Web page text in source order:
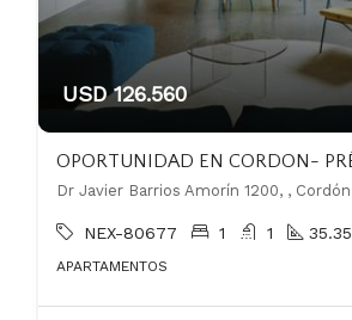
USD 126.560
Dr Javier Barrios Amorín 1200, , Cordón
NEX-80677 1 1 35.35
APARTAMENTOS